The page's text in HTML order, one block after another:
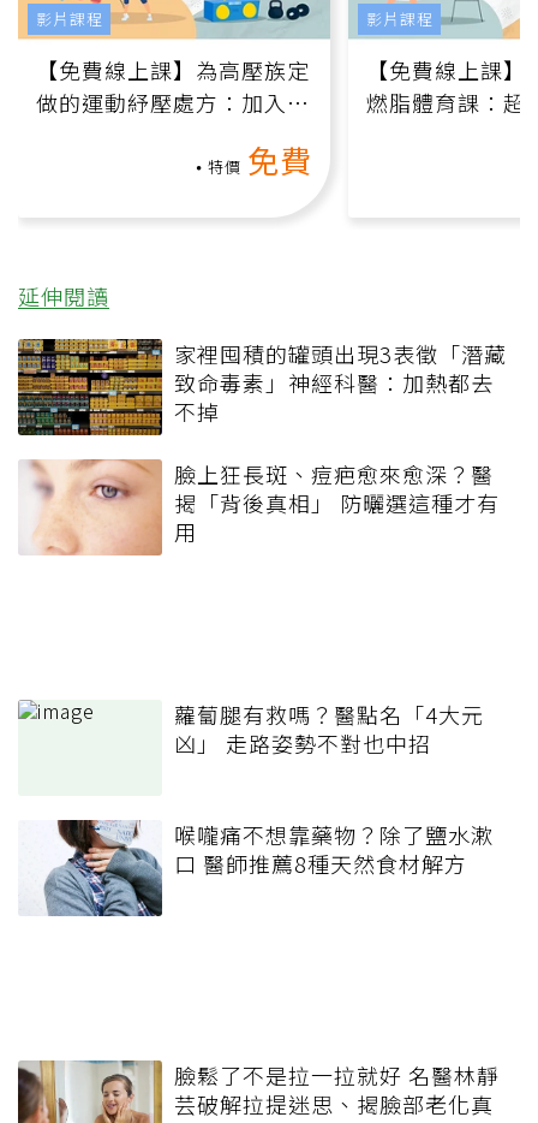
【免費線上課】為高壓族定
做的運動紓壓處方：加入行
特價 免費
影片課程
【免費線上課
燃脂體育課：超
影片課程
延伸閱讀
家裡囤積的罐頭出現3表徵「潛藏
致命毒素」神經科醫：加熱都去
不掉
臉上狂長斑、痘疤愈來愈深？醫
揭「背後真相」 防曬選這種才有
用
蘿蔔腿有救嗎？醫點名「4大元
凶」 走路姿勢不對也中招
喉嚨痛不想靠藥物？除了鹽水漱
口 醫師推薦8種天然食材解方
臉鬆了不是拉一拉就好 名醫林靜
芸破解拉提迷思、揭臉部老化真